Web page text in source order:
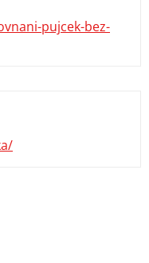
pujcek-bez-